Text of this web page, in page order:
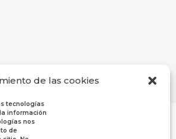
de las cookies
tecnologías
información
nos
de